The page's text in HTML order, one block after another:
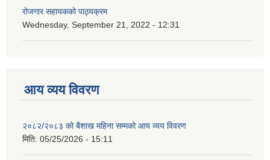
रोजगार सहायकको पाठ्यक्रम
Wednesday, September 21, 2022 - 12:31
आय व्यय विवरण
२०८२/२०८३ को बैशाख महिना सम्मको आय व्यय विवरण
मिति: 05/25/2026 - 15:11